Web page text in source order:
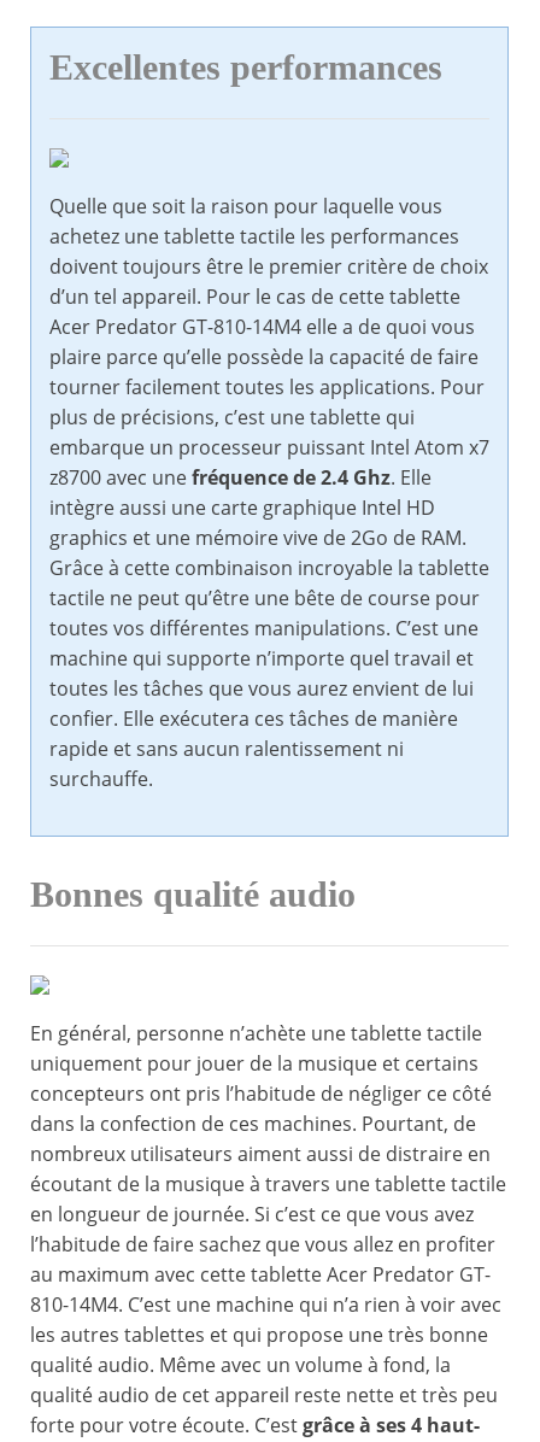
Excellentes performances
Quelle que soit la raison pour laquelle vous
achetez une tablette tactile les performances
doivent toujours être le premier critère de choix
d’un tel appareil. Pour le cas de cette tablette
Acer Predator GT-810-14M4 elle a de quoi vous
plaire parce qu’elle possède la capacité de faire
tourner facilement toutes les applications. Pour
plus de précisions, c’est une tablette qui
embarque un processeur puissant Intel Atom x7
z8700 avec unefréquence de 2.4 Ghz. Elle
intègre aussi une carte graphique Intel HD
graphics et une mémoire vive de 2Go de RAM.
Grâce à cette combinaison incroyable la tablette
tactile ne peut qu’être une bête de course pour
toutes vos différentes manipulations. C’est une
machine qui supporte n’importe quel travail et
toutes les tâches que vous aurez envient de lui
confier. Elle exécutera ces tâches de manière
rapide et sans aucun ralentissement ni
surchauffe.
Bonnes qualité audio
En général, personne n’achète une tablette tactile
uniquement pour jouer de la musique et certains
concepteurs ont pris l’habitude de négliger ce côté
dans la confection de ces machines. Pourtant, de
nombreux utilisateurs aiment aussi de distraire en
écoutant de la musique à travers une tablette tactile
en longueur de journée. Si c’est ce que vous avez
l’habitude de faire sachez que vous allez en profiter
au maximum avec cette tablette Acer Predator GT-
810-14M4. C’est une machine qui n’a rien à voir avec
les autres tablettes et qui propose une très bonne
qualité audio. Même avec un volume à fond, la
qualité audio de cet appareil reste nette et très peu
forte pour votre écoute. C’estgrâce à ses 4 haut-